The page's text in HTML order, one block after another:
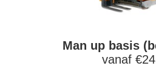
Man up basis
vanaf